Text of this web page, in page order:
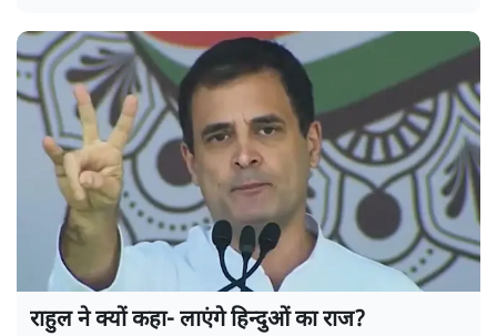
राहुल ने क्यों कहा- लाएंगे हिन्दुओं का राज?